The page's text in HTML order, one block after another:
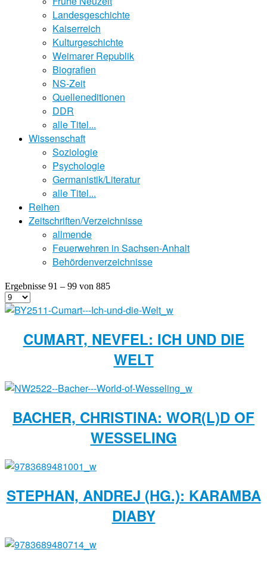
Landesgeschichte
Kaiserreich
Kulturgeschichte
Weimarer Republik
Biografien
NS-Zeit
Quelleneditionen
DDR
alle Titel...
Wissenschaft
Soziologie
Psychologie
Germanistik/Literatur
alle Titel...
Reihen
Zeitschriften/Verzeichnisse
allmende
Feuerwehren in Sachsen-Anhalt
Behördenverzeichnisse
Ergebnisse 91 – 99 von 885
CUMART, NEVFEL: ICH UND DIE
WELT
BACHER, CHRISTINA: WOR(L)D OF
WESSELING
STEPHAN, ANDREJ (HG.): KARAMBA
DIABY